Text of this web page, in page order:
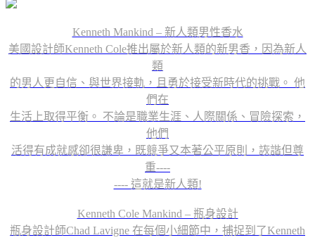
Kenneth Mankind – 新人類男性香水
美國設計師Kenneth Cole推出屬於新人類的新男香，因為新人
類
的男人更自信、與世界接軌，且勇於接受新時代的挑戰。 他
們在
生活上取得平衡。 不論是職業生涯、人際關係、冒險探索，
他們
活得有成就感卻很謙卑，既競爭又本著公平原則，詼諧但尊
重----
---- 這就是新人類!
Kenneth Cole Mankind – 瓶身設計
瓶身設計師Chad Lavigne 在每個小細節中，捕捉到了Kenneth